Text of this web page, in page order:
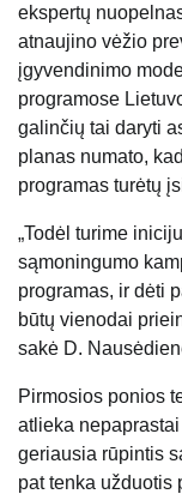
ekspertų
atnaujino vėžio
įgyvendinimo
programose
galinčių tai daryti
planas numato,
programas turėtų
„Todėl turime
sąmoningumo
programas, ir dėti
būtų vienodai
sakė D.
Pirmosios ponios
atlieka
geriausia rūpintis
pat tenka užduotis